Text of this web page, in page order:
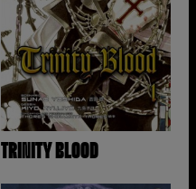
TRINITY BLOOD